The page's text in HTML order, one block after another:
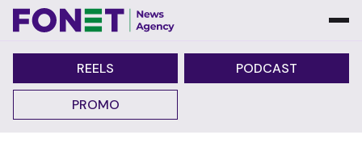
REELS PODCAST
PROMO